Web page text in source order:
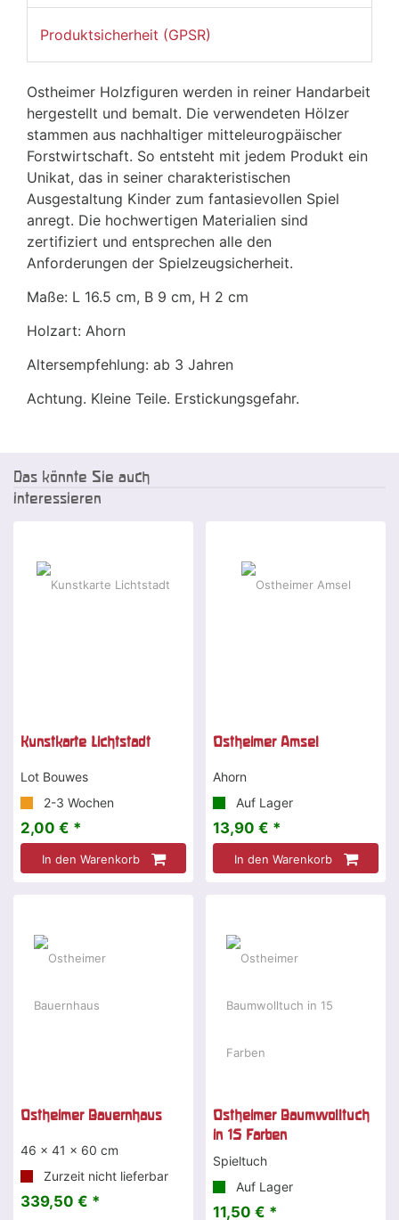
Produktsicherheit (GPSR)
Ostheimer Holzfiguren werden in reiner Handarbeit
hergestellt und bemalt. Die verwendeten Hölzer
stammen aus nachhaltiger mitteleurogpäischer
Forstwirtschaft. So entsteht mit jedem Produkt ein
Unikat, das in seiner charakteristischen
Ausgestaltung Kinder zum fantasievollen Spiel
anregt. Die hochwertigen Materialien sind
zertifiziert und entsprechen alle den
Anforderungen der Spielzeugsicherheit.
Maße: L 16.5 cm, B 9 cm, H 2 cm
Holzart: Ahorn
Altersempfehlung: ab 3 Jahren
Achtung. Kleine Teile. Erstickungsgefahr.
Das könnte Sie auch
interessieren
Kunstkarte Lichtstadt
Lot Bouwes
2-3 Wochen
2,00 € *
In den Warenkorb
Ostheimer Amsel
Ahorn
Auf Lager
13,90 € *
In den Warenkorb
Ostheimer Bauernhaus
46 x 41 x 60 cm
Zurzeit nicht lieferbar
339,50 € *
Ostheimer Baumwolltuch
in 15 Farben
Spieltuch
Auf Lager
11,50 € *